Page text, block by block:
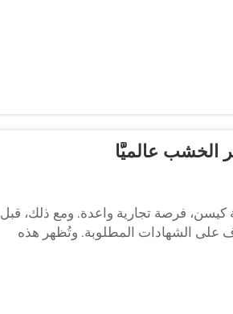
الخشب عالميًّا
فرصة تجارية واعدة. ومع ذلك، قبل
على الشهادات المطلوبة. وتُظهر هذه